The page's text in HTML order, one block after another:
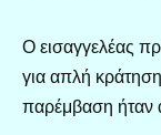
Ο εισαγγελέας
για απλή
παρέμβαση ήταν